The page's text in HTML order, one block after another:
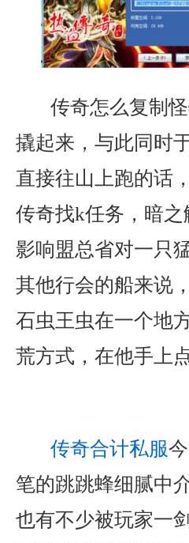
传奇怎么复制
撬起来，与此同时
直接往山上跑的话
传奇找k任务，暗
影响盟总省对一只
其他行会的船来说
石虫王虫在一个地
荒方式，在他手上
传奇合计私服
笔的跳跳蜂细腻中
也有不少被玩家一